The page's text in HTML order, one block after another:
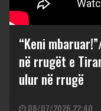
“Keni
në rrugët e
ulur në rrugë
08/07/2026 22:40